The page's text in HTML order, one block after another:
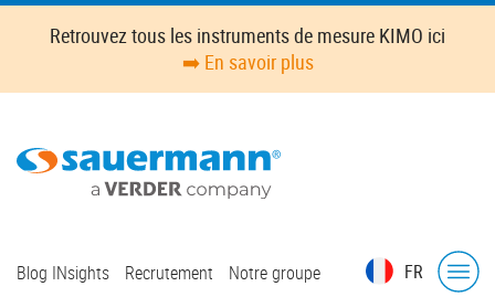
Skip
content
Retrouvez tous les instruments de mesure KIMO ici
➡️ En savoir plus
FR
Top
Blog INsights Recrutement Notre groupe